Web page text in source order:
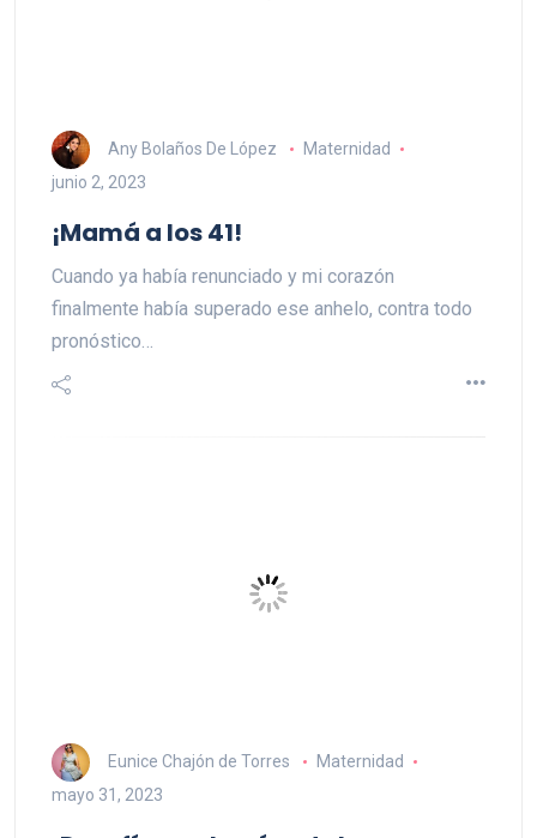
Any Bolaños De López
Maternidad
junio 2, 2023
¡Mamá a los 41!
Cuando ya había renunciado y mi corazón
finalmente había superado ese anhelo, contra todo
pronóstico…
Eunice Chajón de Torres
Maternidad
mayo 31, 2023